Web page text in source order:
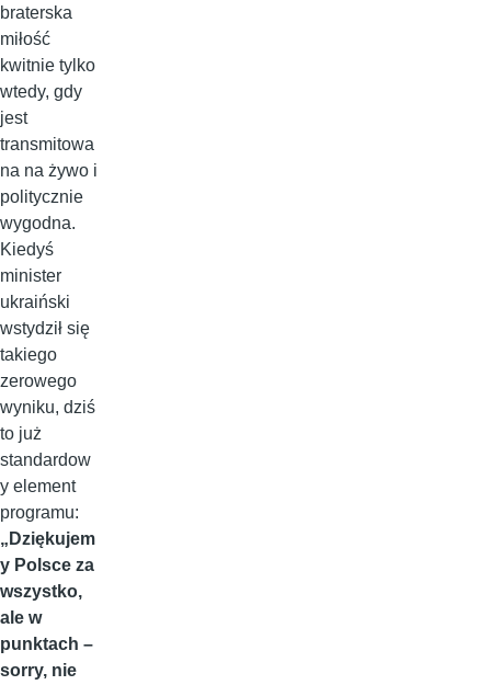
braterska
miłość
kwitnie tylko
wtedy, gdy
jest
transmitowa
na na żywo i
politycznie
wygodna.
Kiedyś
minister
ukraiński
wstydził się
takiego
zerowego
wyniku, dziś
to już
standardow
y element
programu:
„Dziękujem
y Polsce za
wszystko,
ale w
punktach –
sorry, nie